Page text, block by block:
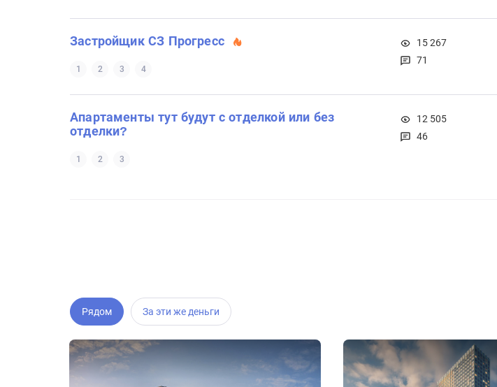
Застройщик СЗ Прогресс
1 2 3 4
15 267
71
Апартаменты тут будут с отделкой или без
отделки?
1 2 3
12 505
46
Рядом За эти же деньги